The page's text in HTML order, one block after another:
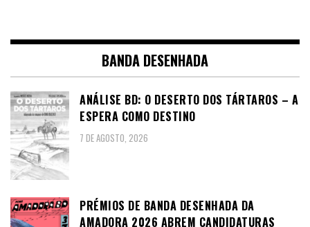
BANDA DESENHADA
ANÁLISE BD: O DESERTO DOS TÁRTAROS – A
ESPERA COMO DESTINO
7 DE AGOSTO, 2026
PRÉMIOS DE BANDA DESENHADA DA
AMADORA 2026 ABREM CANDIDATURAS